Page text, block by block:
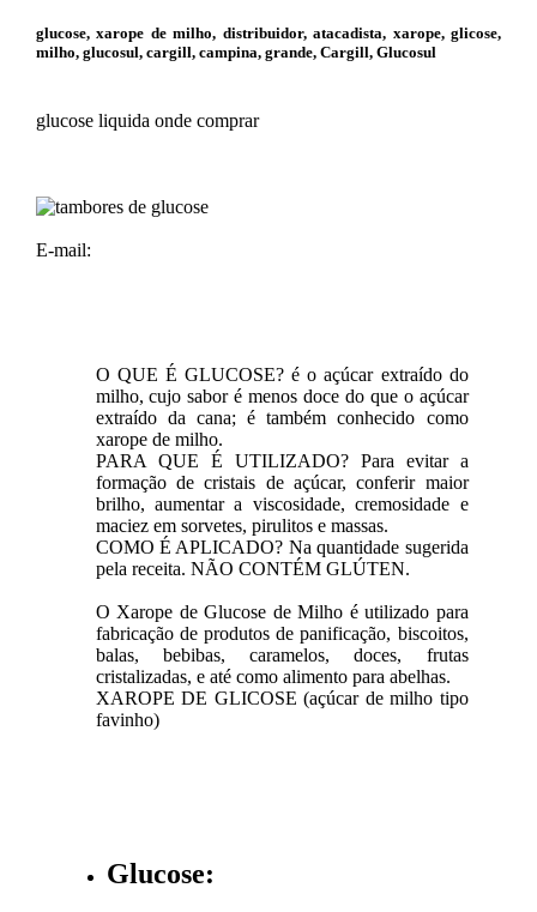
glucose, xarope de milho, distribuidor, atacadista, xarope, glicose,
milho, glucosul, cargill, campina, grande, Cargill, Glucosul
glucose liquida onde comprar
E-mail:
O QUE É GLUCOSE? é o açúcar extraído do
milho, cujo sabor é menos doce do que o açúcar
extraído da cana; é também conhecido como
xarope de milho.
PARA QUE É UTILIZADO? Para evitar a
formação de cristais de açúcar, conferir maior
brilho, aumentar a viscosidade, cremosidade e
maciez em sorvetes, pirulitos e massas.
COMO É APLICADO? Na quantidade sugerida
pela receita. NÃO CONTÉM GLÚTEN.
O Xarope de Glucose de Milho é utilizado para
fabricação de produtos de panificação, biscoitos,
balas, bebibas, caramelos, doces, frutas
cristalizadas, e até como alimento para abelhas.
XAROPE DE GLICOSE (açúcar de milho tipo
favinho)
Glucose: